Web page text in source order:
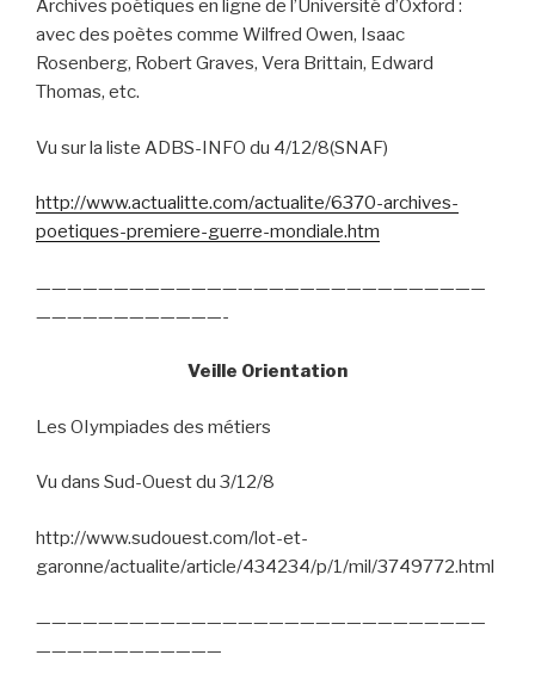
Archives poétiques en ligne de l’Université d’Oxford :
avec des poètes comme Wilfred Owen, Isaac
Rosenberg, Robert Graves, Vera Brittain, Edward
Thomas, etc.
Vu sur la liste ADBS-INFO du 4/12/8(SNAF)
http://www.actualitte.com/actualite/6370-archives-
poetiques-premiere-guerre-mondiale.htm
—————————————————————————————
————————————-
Veille Orientation
Les OIympiades des métiers
Vu dans Sud-Ouest du 3/12/8
http://www.sudouest.com/lot-et-
garonne/actualite/article/434234/p/1/mil/3749772.html
—————————————————————————————
————————————